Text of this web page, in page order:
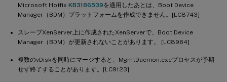
Microsoft Hotfix KB3186539を適用したあとは、Boot Device
Manager（BDM）プラットフォームを作成できません。[LC8743]
スレーブXenServer上に作成されたXenServerで、Boot Device
Manager（BDM）が更新されないことがあります。 [LC8964]
複数のvDiskを同時にマージすると、MgmtDaemon.exeプロセスが予期
せず終了することがあります。[LC9123]